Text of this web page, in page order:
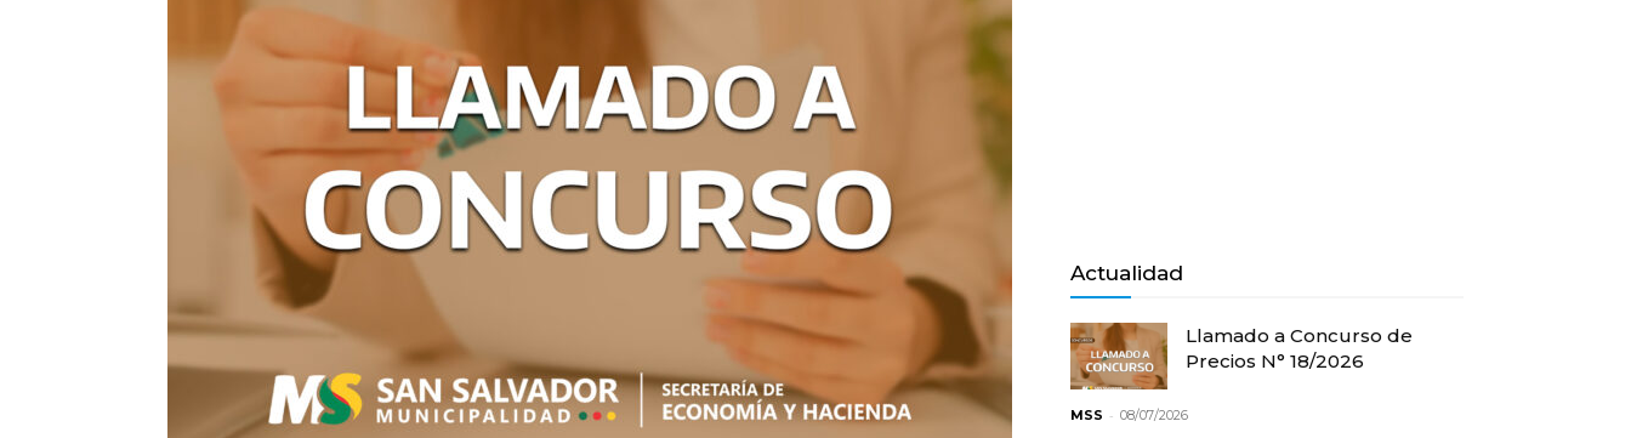
Actualidad
Llamado a Concurso de
Precios N° 18/2026
MSS - 08/07/2026